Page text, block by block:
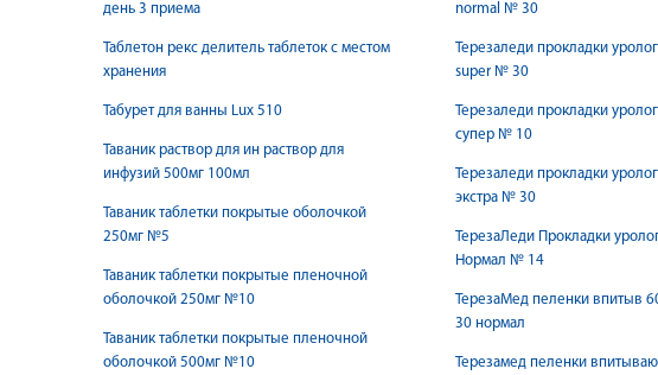
день 3 приема
Таблетон рекс делитель таблеток с местом
хранения
Табурет для ванны Lux 510
Таваник раствор для ин раствор для
инфузий 500мг 100мл
Таваник таблетки покрытые оболочкой
250мг №5
Таваник таблетки покрытые пленочной
оболочкой 250мг №10
Таваник таблетки покрытые пленочной
оболочкой 500мг №10
normal № 30
Терезаледи прокладки
super № 30
Терезаледи прокладки
супер № 10
Терезаледи прокладки
экстра № 30
ТерезаЛеди Прокладки
Нормал № 14
ТерезаМед пеленки впитыв
30 нормал
Терезамед пеленки